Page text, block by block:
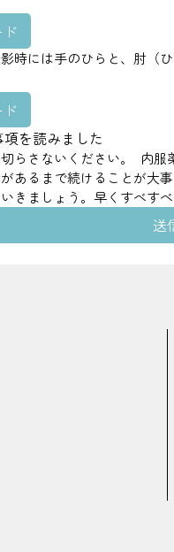
時には手のひらと、肘（
を読みました
らさないください。  内
あるまで続けることが大
きましょう。早くすべす
送